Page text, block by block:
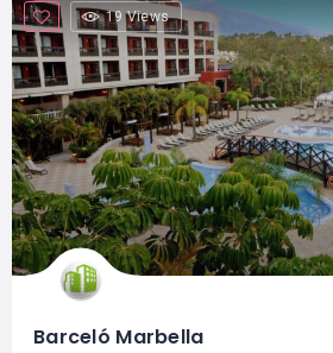
19 Views
Barceló Marbella